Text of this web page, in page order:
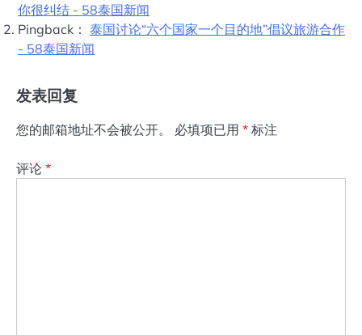
你很纠结 - 58泰国新闻
Pingback： 泰国讨论“六个国家一个目的地”倡议旅游合作
- 58泰国新闻
发表回复
您的邮箱地址不会被公开。 必填项已用 * 标注
评论 *